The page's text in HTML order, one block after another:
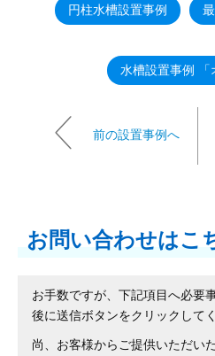
円柱水槽設置事例
水槽設置事例 「
前の設置事例へ
お問い合わせはこ
お手数ですが、下記項目へ必要
後に送信ボタンをクリックして
尚、お客様からご提供いただい